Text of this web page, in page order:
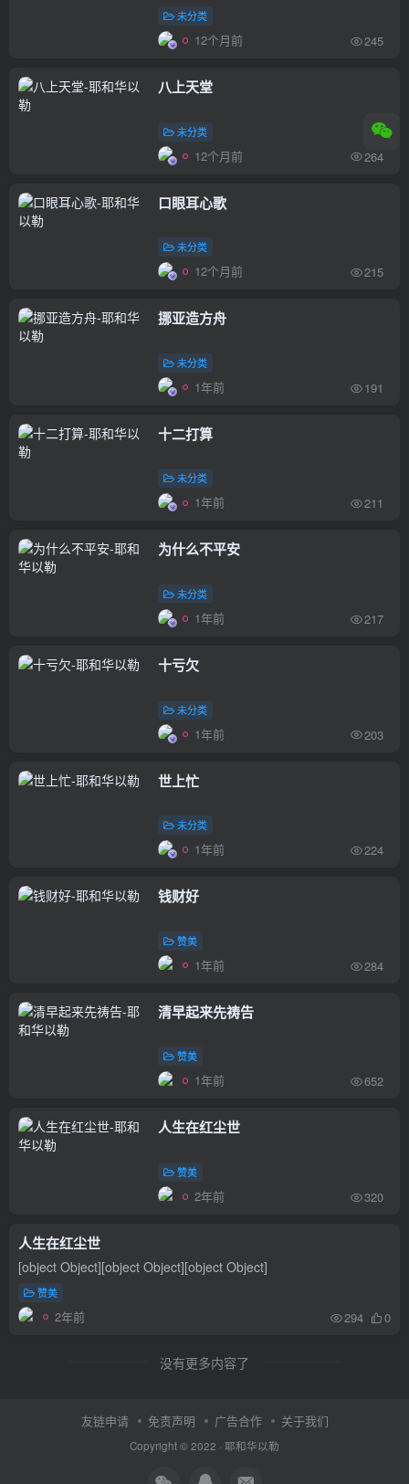
未分类
12个月前 245
八上天堂
未分类
12个月前 264
口眼耳心歌
未分类
12个月前 215
挪亚造方舟
未分类
1年前 191
十二打算
未分类
1年前 211
为什么不平安
未分类
1年前 217
十亏欠
未分类
1年前 203
世上忙
未分类
1年前 224
钱财好
赞美
1年前 284
清早起来先祷告
赞美
1年前 652
人生在红尘世
赞美
2年前 320
人生在红尘世
[object Object][object Object][object Object]
赞美
2年前 294 0
没有更多内容了
友链申请 免责声明 广告合作 关于我们
Copyright © 2022 · 耶和华以勒